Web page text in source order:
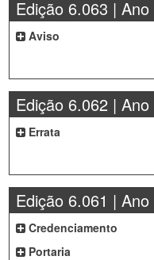
Edição 6.063 | Ano
Aviso
Edição 6.062 | Ano
Errata
Edição 6.061 | Ano
Credenciamento
Portaria